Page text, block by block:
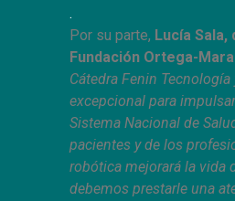
.
Por su parte, Lucía Sala,
Fundación Ortega-
Cátedra Fenin
excepcional para
Sistema Nacional de
pacientes y de los
robótica mejorará la vida
debemos prestarle una